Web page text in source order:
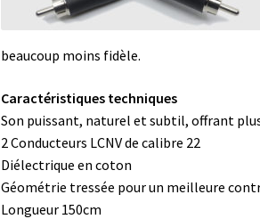
beaucoup moins fidèle.
Caractéristiques techniques
Son puissant, naturel et subtil, offrant
2 Conducteurs LCNV de calibre 22
Diélectrique en coton
Géométrie tressée pour un meilleure
Longueur 150cm